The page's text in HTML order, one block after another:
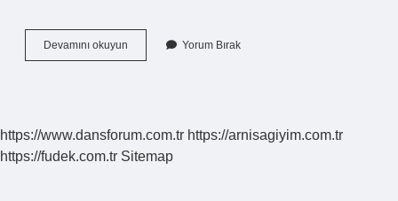
Devamını okuyun
Sağlıklı
Yorum Bırak
https://www.dansforum.com.tr https://arnisagiyim.com.tr
https://fudek.com.tr Sitemap